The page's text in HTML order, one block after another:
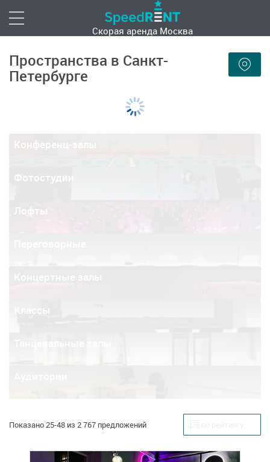
Скорая аренда Москва
Пространства в Санкт-
Петербурге
Конференц-залы
Фотостудии
Лофты
Классы
Показано 25-48 из 2 767 предложений